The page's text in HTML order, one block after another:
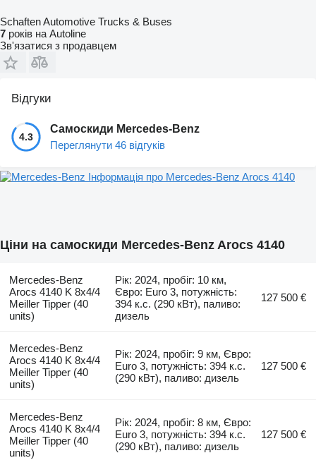
Schaften Automotive Trucks & Buses
7 років на Autoline
Зв'язатися з продавцем
Відгуки
4.3
Самоскиди Mercedes-Benz
Переглянути 46 відгуків
Інформація про Mercedes-Benz Arocs 4140
Ціни на самоскиди Mercedes-Benz Arocs 4140
Mercedes-Benz
Arocs 4140 K 8x4/4
Meiller Tipper (40
units)
Рік: 2024, пробіг: 10 км,
Євро: Euro 3, потужність:
394 к.с. (290 кВт), паливо:
дизель
127 500 €
Mercedes-Benz
Arocs 4140 K 8x4/4
Meiller Tipper (40
units)
Рік: 2024, пробіг: 9 км, Євро:
Euro 3, потужність: 394 к.с.
(290 кВт), паливо: дизель
127 500 €
Mercedes-Benz
Arocs 4140 K 8x4/4
Meiller Tipper (40
units)
Рік: 2024, пробіг: 8 км, Євро:
Euro 3, потужність: 394 к.с.
(290 кВт), паливо: дизель
127 500 €